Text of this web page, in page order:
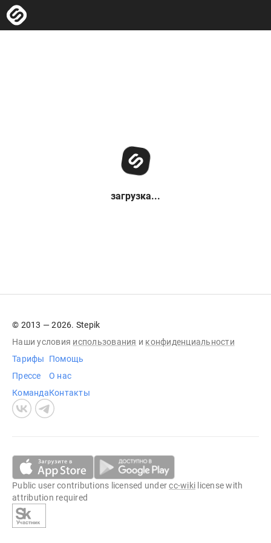
загрузка...
© 2013 — 2026. Stepik
Наши условия использования и конфиденциальности
Тарифы
Прессе
Команда
Помощь
О нас
Контакты
Public user contributions licensed undercc-wiki license with
attribution required